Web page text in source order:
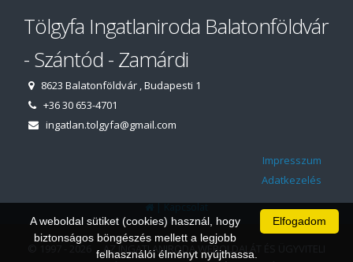
Tölgyfa Ingatlaniroda Balatonföldvár
- Szántód - Zamárdi
8623 Balatonföldvár , Budapesti 1
+36 30 653-4701
ingatlan.tolgyfa@gmail.com
Impresszum
Adatkezelés
|Kapcsolat
© 1997 - 2026 AZ INGATLANIRODA WEBOLDALÁT ÉS ÜGYVITELI
Elfogadom
A weboldal sütiket (cookies) használ, hogy
biztonságos böngészés mellett a legjobb
felhasználói élményt nyújthassa.